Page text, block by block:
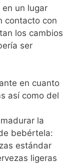
en un lugar
contacto con
los cambios
ser
en cuanto
así como del
la
bebértela:
estándar
ligeras